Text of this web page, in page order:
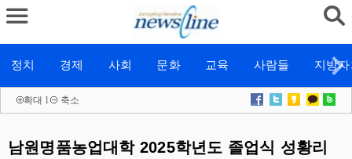
정치 경제 사회 문화 교육 사람들 지방
확대 l 축소
남원명품농업대학 2025학년도 졸업식 성황리